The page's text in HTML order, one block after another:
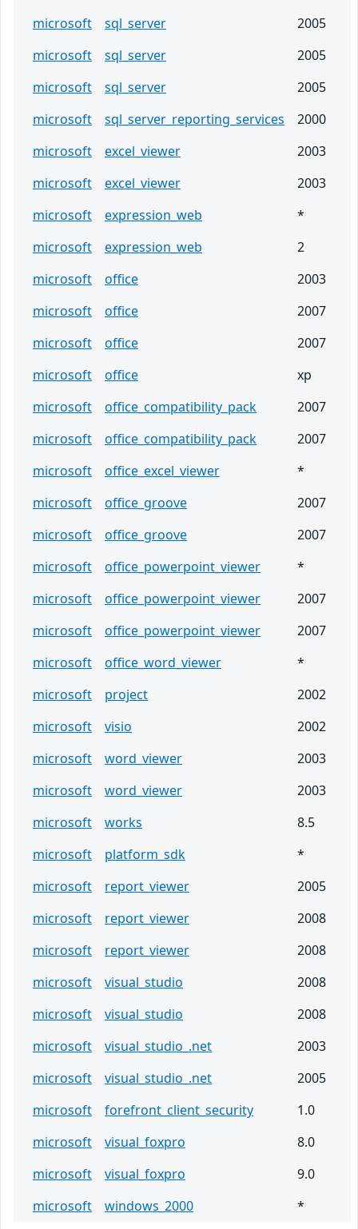
microsoft
sql_server
2005
microsoft
sql_server
2005
microsoft
sql_server
2005
microsoft
sql_server_reporting_services
2000
microsoft
excel_viewer
2003
microsoft
excel_viewer
2003
microsoft
expression_web
*
microsoft
expression_web
2
microsoft
office
2003
microsoft
office
2007
microsoft
office
2007
microsoft
office
xp
microsoft
office_compatibility_pack
2007
microsoft
office_compatibility_pack
2007
microsoft
office_excel_viewer
*
microsoft
office_groove
2007
microsoft
office_groove
2007
microsoft
office_powerpoint_viewer
*
microsoft
office_powerpoint_viewer
2007
microsoft
office_powerpoint_viewer
2007
microsoft
office_word_viewer
*
microsoft
project
2002
microsoft
visio
2002
microsoft
word_viewer
2003
microsoft
word_viewer
2003
microsoft
works
8.5
microsoft
platform_sdk
*
microsoft
report_viewer
2005
microsoft
report_viewer
2008
microsoft
report_viewer
2008
microsoft
visual_studio
2008
microsoft
visual_studio
2008
microsoft
visual_studio_.net
2003
microsoft
visual_studio_.net
2005
microsoft
forefront_client_security
1.0
microsoft
visual_foxpro
8.0
microsoft
visual_foxpro
9.0
microsoft
windows_2000 *